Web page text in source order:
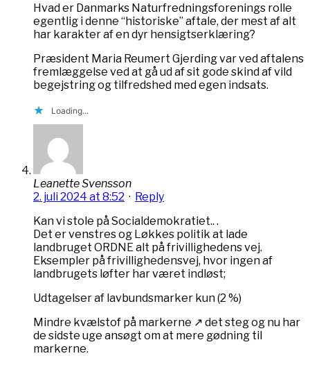
Hvad er Danmarks Naturfredningsforenings rolle
egentlig i denne “historiske” aftale, der mest af alt
har karakter af en dyr hensigtserklæring?
Præsident Maria Reumert Gjerding var ved aftalens
fremlæggelse ved at gå ud af sit gode skind af vild
begejstring og tilfredshed med egen indsats.
Loading...
Leanette Svensson
2. juli 2024 at 8:52 · Reply
Kan vi stole på Socialdemokratiet.. .
Det er venstres og Løkkes politik at lade
landbruget ORDNE alt på frivillighedens vej.
Eksempler på frivillighedensvej, hvor ingen af
landbrugets løfter har været indløst;
Udtagelser af lavbundsmarker kun (2 %)
Mindre kvælstof på markerne ↗️ det steg og nu har
de sidste uge ansøgt om at mere gødning til
markerne.